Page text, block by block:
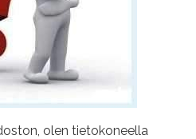
olen tietokoneella